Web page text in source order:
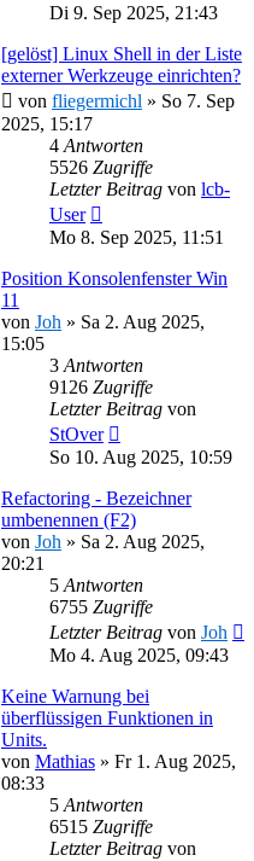
Di 9. Sep 2025, 21:43
[gelöst] Linux Shell in der Liste
externer Werkzeuge einrichten?
von fliegermichl » So 7. Sep
2025, 15:17
4 Antworten
5526 Zugriffe
Letzter Beitrag von lcb-
User
Mo 8. Sep 2025, 11:51
Position Konsolenfenster Win
11
von Joh » Sa 2. Aug 2025,
15:05
3 Antworten
9126 Zugriffe
Letzter Beitrag von
StOver
So 10. Aug 2025, 10:59
Refactoring - Bezeichner
umbenennen (F2)
von Joh » Sa 2. Aug 2025,
20:21
5 Antworten
6755 Zugriffe
Letzter Beitrag von Joh
Mo 4. Aug 2025, 09:43
Keine Warnung bei
überflüssigen Funktionen in
Units.
von Mathias » Fr 1. Aug 2025,
08:33
5 Antworten
6515 Zugriffe
Letzter Beitrag von